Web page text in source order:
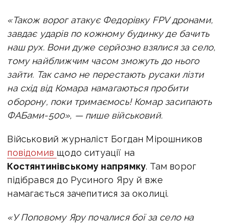
«Також ворог атакує Федорівку FPV дронами,
завдає ударів по кожному будинку де бачить
наш рух. Вони дуже серйозно взялися за село,
тому найближчим часом зможуть до нього
зайти. Так само не перестають русаки лізти
на схід від Комара намагаються пробити
оборону, поки тримаємось! Комар засипають
ФАБами-500», — пише військовий.
Військовий журналіст Богдан Мірошников
повідомив щодо ситуації на
Костянтинівському напрямку. Там ворог
підібрався до Русиного Яру й вже
намагається зачепитися за околиці.
«У Поповому Яру почалися бої за село на